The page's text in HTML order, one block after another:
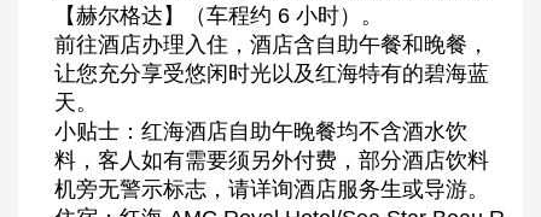
【赫尔格达】（车程约 6 小时）。
前往酒店办理入住，酒店含自助午餐和晚餐，
让您充分享受悠闲时光以及红海特有的碧海蓝
天。
小贴士：红海酒店自助午晚餐均不含酒水饮
料，客人如有需要须另外付费，部分酒店饮料
机旁无警示标志，请详询酒店服务生或导游。